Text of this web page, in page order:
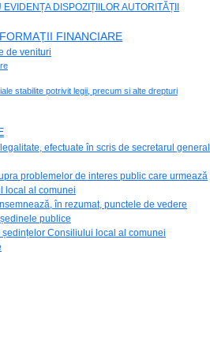
DISPOZIȚIILOR AUTORITĂȚII
FINANCIARE
de venituri
stabilite potrivit legii, precum si alte drepturi
efectuate în scris de secretarul general
problemelor de interes public care urmează
local al comunei
în rezumat, punctele de vedere
publice
Consiliului local al comunei